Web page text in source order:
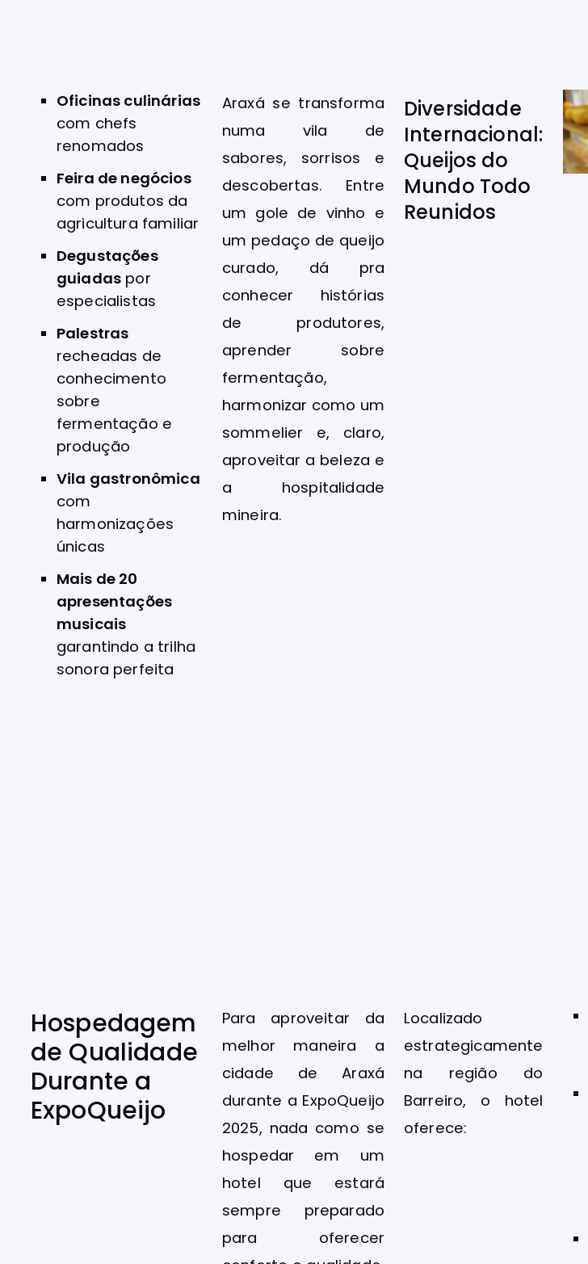
Oficinas culinárias
com chefs
renomados
Feira de negócios
com produtos da
agricultura familiar
Degustações
guiadas por
especialistas
Palestras
recheadas de
conhecimento
sobre
fermentação e
produção
Vila gastronômica
com
harmonizações
únicas
Mais de 20
apresentações
musicais
garantindo a trilha
sonora perfeita
Araxá se transforma
numa vila de
sabores, sorrisos e
descobertas. Entre
um gole de vinho e
um pedaço de queijo
curado, dá pra
conhecer histórias
de produtores,
aprender sobre
fermentação,
harmonizar como um
sommelier e, claro,
aproveitar a beleza e
a hospitalidade
mineira.
Diversidade
Internacional:
Queijos do
Mundo Todo
Reunidos
Hospedagem
de Qualidade
Durante a
ExpoQueijo
Para aproveitar da
melhor maneira a
cidade de Araxá
durante a ExpoQueijo
2025, nada como se
hospedar em um
hotel que estará
sempre preparado
para oferecer
Localizado
estrategicamente
na região do
Barreiro, o hotel
oferece: